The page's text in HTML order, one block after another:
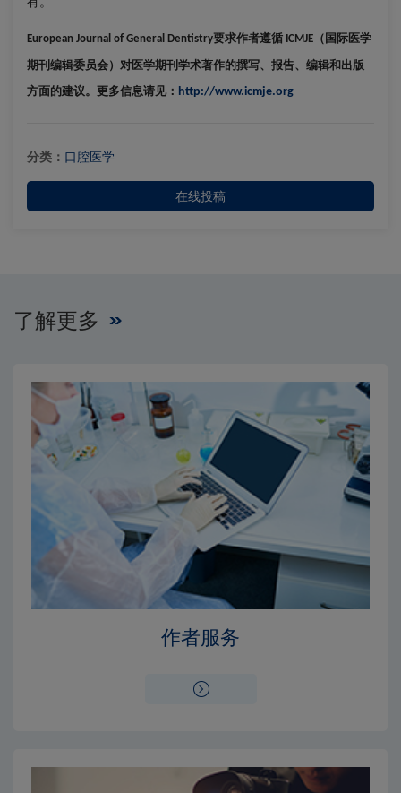
European Journal of General Dentistry要求作者遵循 ICMJE （国际医学
期刊编辑委员会）对医学期刊学术著作的撰写、报告、编辑和出版
方面的建议。更多信息请见： http://www.icmje.org
分类： 口腔医学
在线投稿
编辑委员会 ×
出版费用 ×
了解更多
作者服务